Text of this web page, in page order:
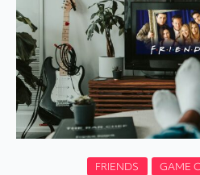
FRIENDS GAME